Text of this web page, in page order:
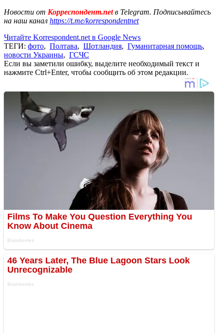
Новости от Корреспондент.netв Telegram. Подписывайтесь
на наш канал https://t.me/korrespondentnet
Читайте Korrespondent.net в Google News
ТЕГИ: фото, Полтава, Шотландия, Гуманитарная помощь,
новости Украины, ГСЧС
Если вы заметили ошибку, выделите необходимый текст и
нажмите Ctrl+Enter, чтобы сообщить об этом редакции.